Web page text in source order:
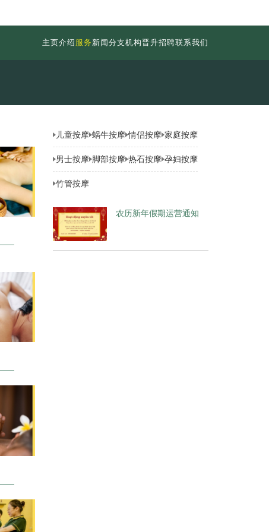
主页介绍 服务 新闻分支机构晋升招聘联系我们
儿童按摩 蜗牛按摩 情侣按摩 家庭按摩
男士按摩 脚部按摩 热石按摩 孕妇按摩
竹管按摩
农历新年假期运营通知